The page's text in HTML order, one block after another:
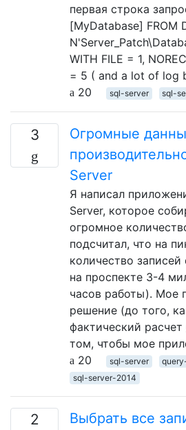
первая строка
[MyDatabase] FROM
WITH FILE = 1,
= 5 ( and a lot of log
20
sql-server sql-
3
Огромные
Server
Я написал
Server, которое
огромное
подсчитал, что на
количество записей
на проспекте 3-4
часов работы). Мое
решение (до того,
фактический
том, чтобы мое
20
sql-server
sql-server-2014
2
Выбрать все